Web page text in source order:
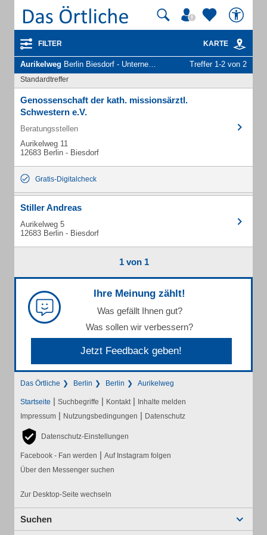
FILTER KARTE
Aurikelweg Berlin Biesdorf - Unternehmen und Personen Treffer 1-2 von 2
Standardtreffer
Genossenschaft der kath. missionsärztl.
Schwestern e.V.
Beratungsstellen
Aurikelweg 11
12683 Berlin - Biesdorf
Gratis-Digitalcheck
Stiller Andreas
Aurikelweg 5
12683 Berlin - Biesdorf
1 von 1
Ihre Meinung zählt!
Was gefällt Ihnen gut?
Was sollen wir verbessern?
Jetzt Feedback geben!
Das Örtliche Berlin Berlin Aurikelweg
Startseite | Suchbegriffe | Kontakt | Inhalte melden
Impressum | Nutzungsbedingungen | Datenschutz
Datenschutz-Einstellungen
Facebook - Fan werden | Auf Instagram folgen
Über den Messenger suchen
Zur Desktop-Seite wechseln
Suchen